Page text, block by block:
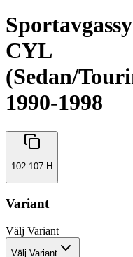
CYL
(Sedan/
1990-1998
102-107-H
Variant
Välj Variant
Välj Variant